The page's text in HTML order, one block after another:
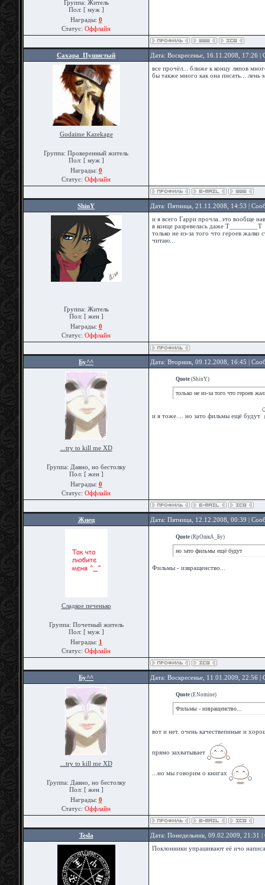
Группа: Житель
Пол: [ муж ]
Награды: 0
Статус: Оффлайн
Сахара_Пушистый Дата: Воскресенье, 16.11.2008, 17:26
Godaime Kazekage
Группа: Проверенный житель
Пол: [ муж ]
Награды: 0
Статус: Оффлайн
все прочёл... ближе к концу ляпов
бы также много как она писать... лень
ShinY Дата: Пятница, 21.11.2008, 14:53 |
Группа: Житель
Пол: [ жен ]
Награды: 0
Статус: Оффлайн
и я всего Гарри прочла..это вообще
в конце разревелась даже Т________Т
только не из-за того что героев
читаю...
Бу^^ Дата: Вторник, 09.12.2008, 16:45 |
...try to kill me XD
Группа: Давно, но бестолку
Пол: [ жен ]
Награды: 0
Статус: Оффлайн
Quote (ShinY)
только не из-за того что героев
и я тоже.... но зато фильмы ещё будут
Жнец Дата: Пятница, 12.12.2008, 00:39 |
Сладкое печенько
Группа: Почетный житель
Пол: [ муж ]
Награды: 1
Статус: Оффлайн
Quote (КрОшкА_Бу)
но зато фильмы ещё будут
Фильмы - извращенство...
Бу^^ Дата: Воскресенье, 11.01.2009, 22:56
...try to kill me XD
Группа: Давно, но бестолку
Пол: [ жен ]
Награды: 0
Статус: Оффлайн
Quote (ENomine)
Фильмы - извращенство...
вот и нет. очень качествепнные и
прямо захватывает
...но мы говорим о книгах
Tesla Дата: Понедельник, 09.02.2009, 21:31
Поклонники упрашивают её ичо